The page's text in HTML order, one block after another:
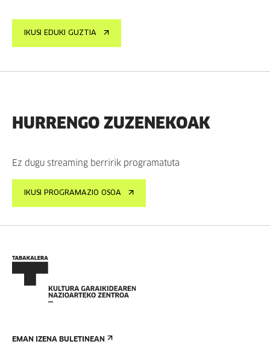
IKUSI EDUKI GUZTIA
HURRENGO ZUZENEKOAK
Ez dugu streaming berririk programatuta
IKUSI PROGRAMAZIO OSOA
EMAN IZENA BULETINEAN